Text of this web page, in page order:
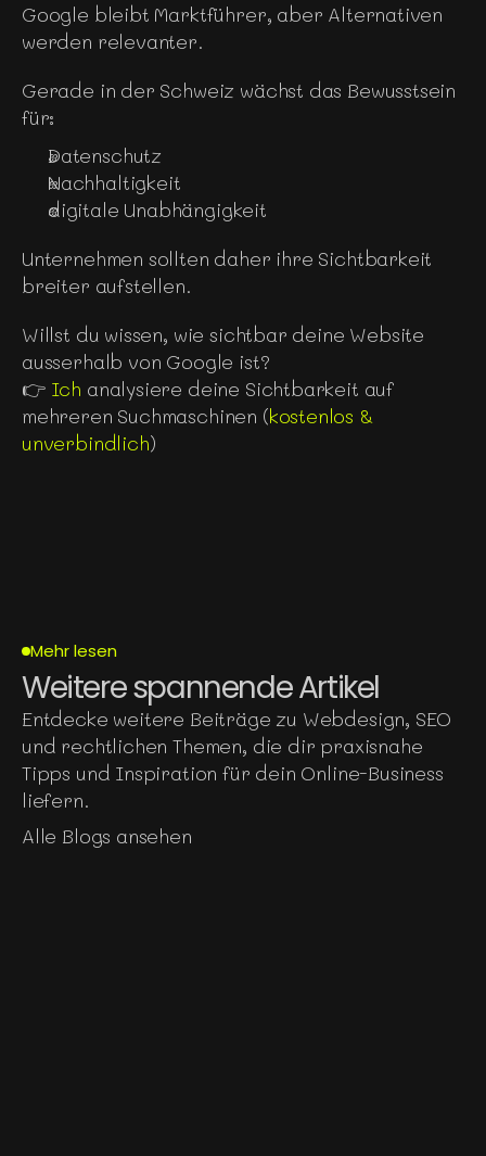
Google bleibt Marktführer, aber Alternativen
werden relevanter.
Gerade in der Schweiz wächst das Bewusstsein
für:
Datenschutz
Nachhaltigkeit
digitale Unabhängigkeit
Unternehmen sollten daher ihre Sichtbarkeit
breiter aufstellen.
Willst du wissen, wie sichtbar deine Website
ausserhalb von Google ist?
👉 Ich analysiere deine Sichtbarkeit auf
mehreren Suchmaschinen (kostenlos &
unverbindlich)
Mehr lesen
Weitere spannende Artikel
Entdecke weitere Beiträge zu Webdesign, SEO
und rechtlichen Themen, die dir praxisnahe
Tipps und Inspiration für dein Online-Business
liefern.
Alle Blogs ansehen